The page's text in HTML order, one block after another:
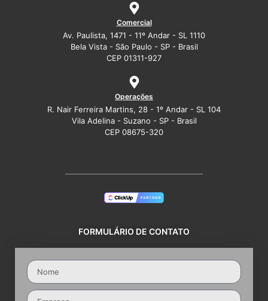
Comercial
Av. Paulista, 1471 - 11º Andar - SL 1110
Bela Vista - São Paulo - SP - Brasil
CEP 01311-927
Operações
R. Nair Ferreira Martins, 28 - 1º Andar - SL 104
Vila Adelina - Suzano - SP - Brasil
CEP 08675-320
FORMULÁRIO DE CONTATO